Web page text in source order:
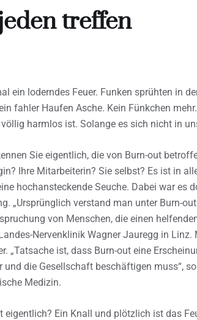
treffen
ein loderndes Feuer. Funken sprühten in
fahler Haufen Asche. Kein Fünkchen
harmlos ist. Solange es sich nicht in
Sie eigentlich, die von Burn-out
Ihre Mitarbeiterin? Sie selbst? Es ist in
hochansteckende Seuche. Dabei war es
„Ursprünglich verstand man unter Burn-
von Menschen, die einen
Nervenklinik Wagner Jauregg in
„Tatsache ist, dass Burn-out eine
und die Gesellschaft beschäftigen muss“,
Medizin.
eigentlich? Ein Knall und plötzlich ist das